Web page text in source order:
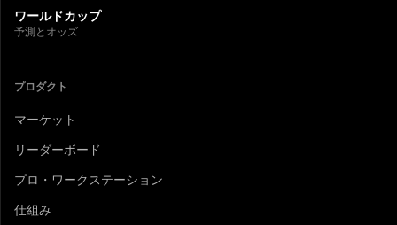
ワールドカップ
予測とオッズ
プロダクト
マーケット
リーダーボード
プロ・ワークステーション
仕組み